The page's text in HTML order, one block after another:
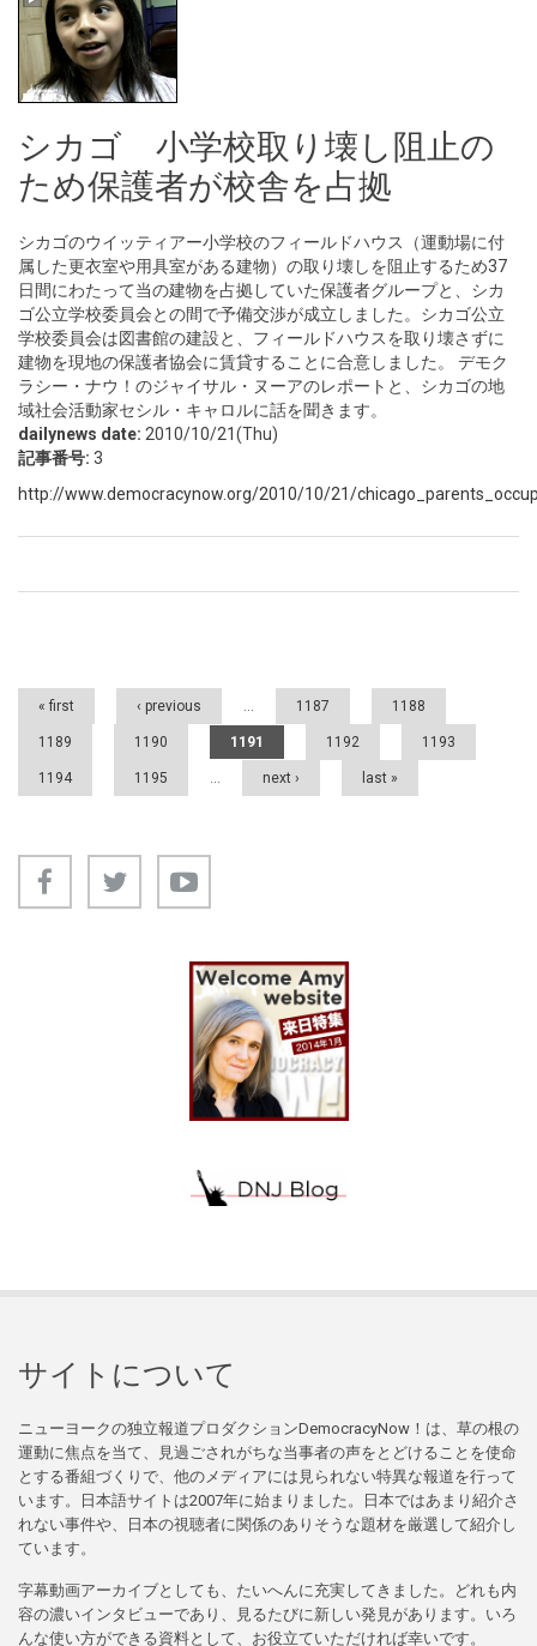
シカゴ 小学校取り壊し阻止の
ため保護者が校舎を占拠
シカゴのウイッティアー小学校のフィールドハウス（運動場に付
属した更衣室や用具室がある建物）の取り壊しを阻止するため37
日間にわたって当の建物を占拠していた保護者グループと、シカ
ゴ公立学校委員会との間で予備交渉が成立しました。シカゴ公立
学校委員会は図書館の建設と、フィールドハウスを取り壊さずに
建物を現地の保護者協会に賃貸することに合意しました。 デモク
ラシー・ナウ！のジャイサル・ヌーアのレポートと、シカゴの地
域社会活動家セシル・キャロルに話を聞きます。
dailynews date: 2010/10/21(Thu)
記事番号: 3
http://www.democracynow.org/2010/10/21/
« first ‹ previous … 1187 1188
1189 1190 1191 1192 1193
1194 1195 … next › last »
サイトについて
ニューヨークの独立報道プロダクションDemocracyNow！は、草の根の
運動に焦点を当て、見過ごされがちな当事者の声をとどけることを使命
とする番組づくりで、他のメディアには見られない特異な報道を行って
います。日本語サイトは2007年に始まりました。日本ではあまり紹介さ
れない事件や、日本の視聴者に関係のありそうな題材を厳選して紹介し
ています。
字幕動画アーカイブとしても、たいへんに充実してきました。どれも内
容の濃いインタビューであり、見るたびに新しい発見があります。いろ
んな使い方ができる資料として、お役立ていただければ幸いです。